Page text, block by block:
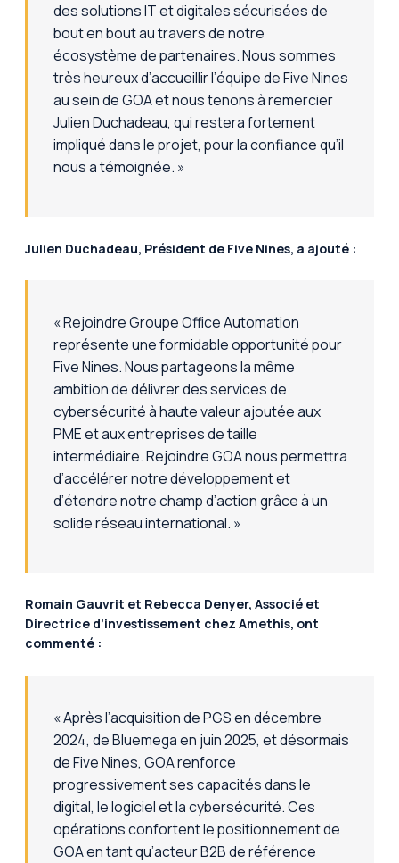
des solutions IT et digitales sécurisées de
bout en bout au travers de notre
écosystème de partenaires. Nous sommes
très heureux d’accueillir l’équipe de Five Nines
au sein de GOA et nous tenons à remercier
Julien Duchadeau, qui restera fortement
impliqué dans le projet, pour la confiance qu’il
nous a témoignée. »
Julien Duchadeau, Président de Five Nines, a ajouté :
«Rejoindre Groupe Office Automation
représente une formidable opportunité pour
Five Nines. Nous partageons la même
ambition de délivrer des services de
cybersécurité à haute valeur ajoutée aux
PME et aux entreprises de taille
intermédiaire. Rejoindre GOA nous permettra
d’accélérer notre développement et
d’étendre notre champ d’action grâce à un
solide réseau international. »
Romain Gauvrit et Rebecca Denyer, Associé et
Directrice d’investissement chez Amethis, ont
commenté :
« Après l’acquisition de PGS en décembre
2024, de Bluemega en juin 2025, et désormais
de Five Nines, GOA renforce
progressivement ses capacités dans le
digital, le logiciel et la cybersécurité. Ces
opérations confortent le positionnement de
GOA en tant qu’acteur B2B de référence